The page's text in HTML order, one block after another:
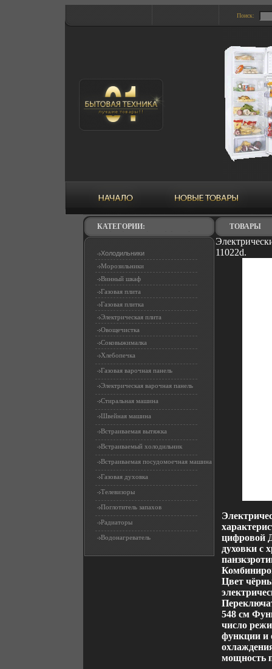
Поиск:
КАТЕГОРИИ:
Холодильники
Морозильники
Винный шкаф
Газовая плита
Газовая плитка
Электрическая плита
Овощечистка
Соковыжималка
Хлебопечка
Газовая варочная панель
Электрическая варочная панель
Стиральная машина
Швейная машина
Встраиваемая вытяжка
Встраиваемый холодильник
Встраиваемая посудомоечная машина
Газовая духовка
Телевизоры
Поглотитель запахов
Радиаторы
Водонагреватель
ТОВАРЫ
11022d.
цифровой
духовки с
Цвет
548 см
число
функции и
мощность